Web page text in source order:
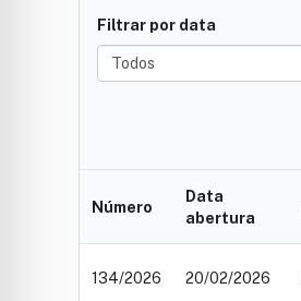
Filtrar por data
Número
Data
abertura
134/2026 20/02/2026